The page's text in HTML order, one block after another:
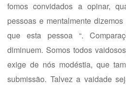
fomos convidados a opinar,
pessoas e mentalmente
que esta pessoa “.
diminuem. Somos todos
exige de nós modéstia, que
submissão. Talvez a vaidade